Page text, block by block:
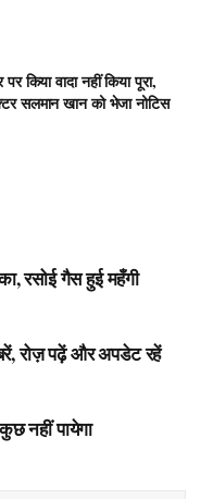
किया वादा नहीं किया पूरा,
सलमान खान को भेजा नोटिस
रसोई गैस हुई महँगी
रोज़ पढ़ें और अपडेट रहें
नहीं पायेगा